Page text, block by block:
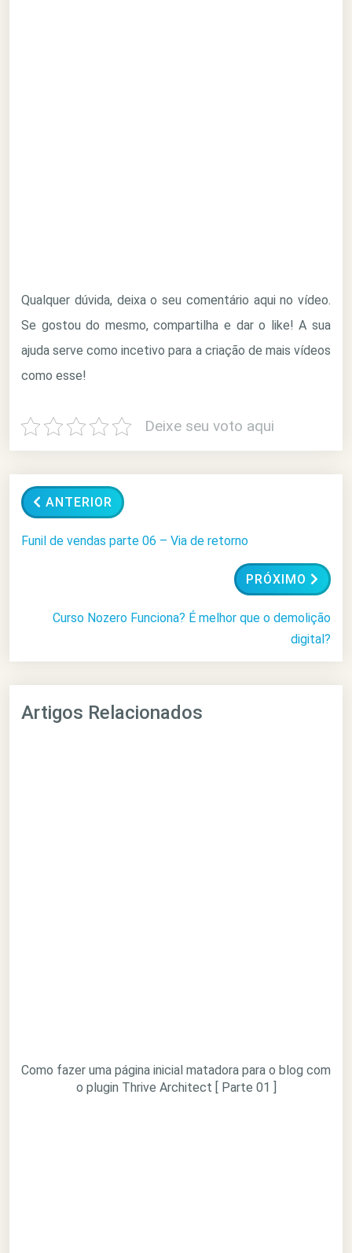
Qualquer dúvida, deixa o seu comentário aqui no vídeo.
Se gostou do mesmo, compartilha e dar o like! A sua
ajuda serve como incetivo para a criação de mais vídeos
como esse!
Deixe seu voto aqui
ANTERIOR
Funil de vendas parte 06 – Via de retorno
PRÓXIMO
Curso Nozero Funciona? É melhor que o demolição
digital?
Artigos Relacionados
Como fazer uma página inicial matadora para o blog com
o plugin Thrive Architect [ Parte 01 ]